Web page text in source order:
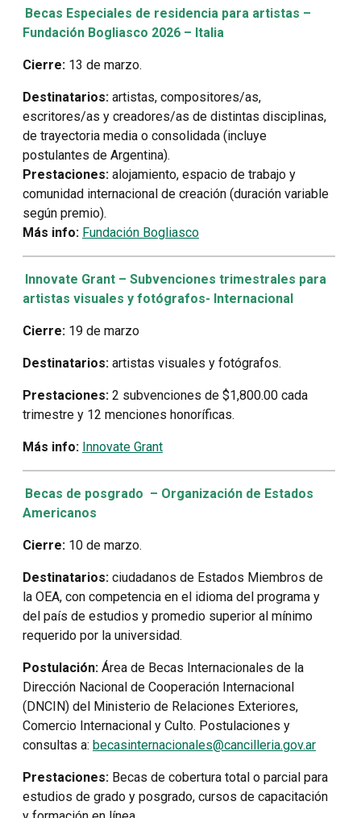
Becas Especiales de residencia para artistas –
Fundación Bogliasco 2026 – Italia
Cierre: 13 de marzo.
Destinatarios: artistas, compositores/as,
escritores/as y creadores/as de distintas disciplinas,
de trayectoria media o consolidada (incluye
postulantes de Argentina).
Prestaciones: alojamiento, espacio de trabajo y
comunidad internacional de creación (duración variable
según premio).
Más info: Fundación Bogliasco
Innovate Grant – Subvenciones trimestrales para
artistas visuales y fotógrafos- Internacional
Cierre: 19 de marzo
Destinatarios: artistas visuales y fotógrafos.
Prestaciones: 2 subvenciones de $1,800.00 cada
trimestre y 12 menciones honoríficas.
Más info: Innovate Grant
Becas de posgrado – Organización de Estados
Americanos
Cierre: 10 de marzo.
Destinatarios: ciudadanos de Estados Miembros de
la OEA, con competencia en el idioma del programa y
del país de estudios y promedio superior al mínimo
requerido por la universidad.
Postulación: Área de Becas Internacionales de la
Dirección Nacional de Cooperación Internacional
(DNCIN) del Ministerio de Relaciones Exteriores,
Comercio Internacional y Culto. Postulaciones y
consultas a: becasinternacionales@cancilleria.gov.ar
Prestaciones: Becas de cobertura total o parcial para
estudios de grado y posgrado, cursos de capacitación